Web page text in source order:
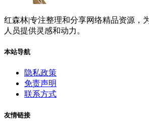
红森林|专注整理和分享网络精品资源，
人员提供灵感和动力。
本站导航
隐私政策
免责声明
联系方式
友情链接